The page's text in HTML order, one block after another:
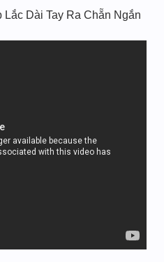
Dài Tay Ra Chẵn Ngắn